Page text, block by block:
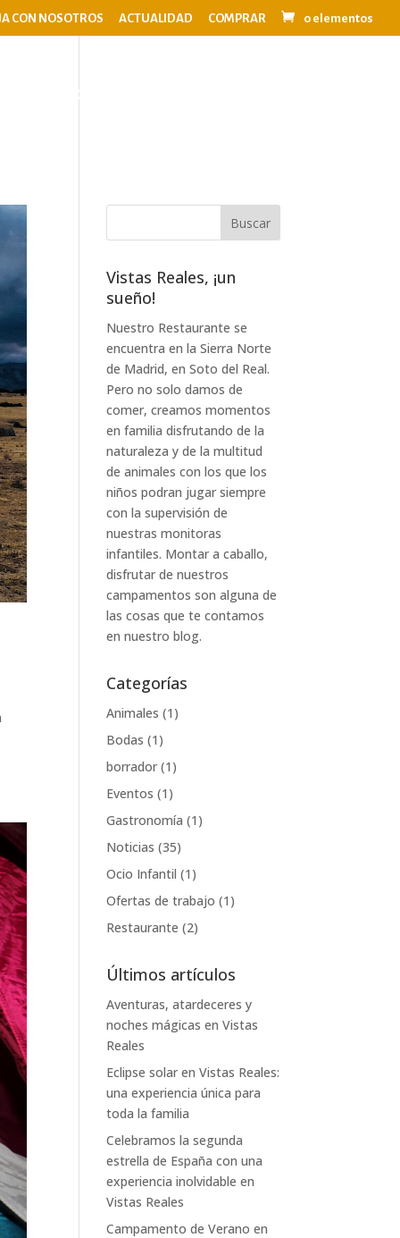
CON NOSOTROS ACTUALIDAD COMPRAR 0 elementos
EVENTOS
Vistas Reales, ¡un
sueño!
Nuestro Restaurante se
encuentra en la Sierra Norte
de Madrid, en Soto del Real.
Pero no solo damos de
comer, creamos momentos
en familia disfrutando de la
naturaleza y de la multitud
de animales con los que los
niños podran jugar siempre
con la supervisión de
nuestras monitoras
infantiles. Montar a caballo,
disfrutar de nuestros
campamentos son alguna de
las cosas que te contamos
en nuestro blog.
Categorías
Animales (1)
Bodas (1)
borrador (1)
Eventos (1)
Gastronomía (1)
Noticias (35)
Ocio Infantil (1)
Ofertas de trabajo (1)
Restaurante (2)
Últimos artículos
Aventuras, atardeceres y
noches mágicas en Vistas
Reales
Eclipse solar en Vistas Reales:
una experiencia única para
toda la familia
Celebramos la segunda
estrella de España con una
experiencia inolvidable en
Vistas Reales
Campamento de Verano en